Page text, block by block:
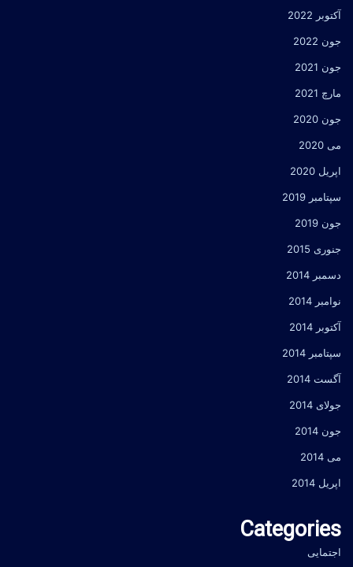
آکتوبر 2022
جون 2022
جون 2021
مارچ 2021
جون 2020
می 2020
اپریل 2020
سپتامبر 2019
جون 2019
جنوری 2015
دسمبر 2014
نوامبر 2014
آکتوبر 2014
سپتامبر 2014
آگست 2014
جولای 2014
جون 2014
می 2014
اپریل 2014
Categories
اجتمایی